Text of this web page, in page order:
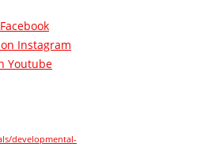
Instagram
Youtube
developmental-